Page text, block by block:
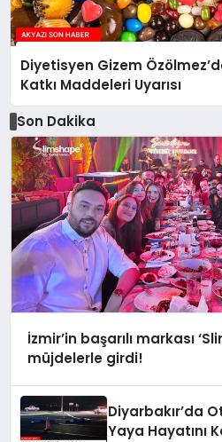
Diyetisyen Gizem
Katkı Maddeleri Uyarısı
Son Dakika
İzmir’in başarılı markası
müjdelerle girdi!
Diyarbakır’da
Yaya Hayatını